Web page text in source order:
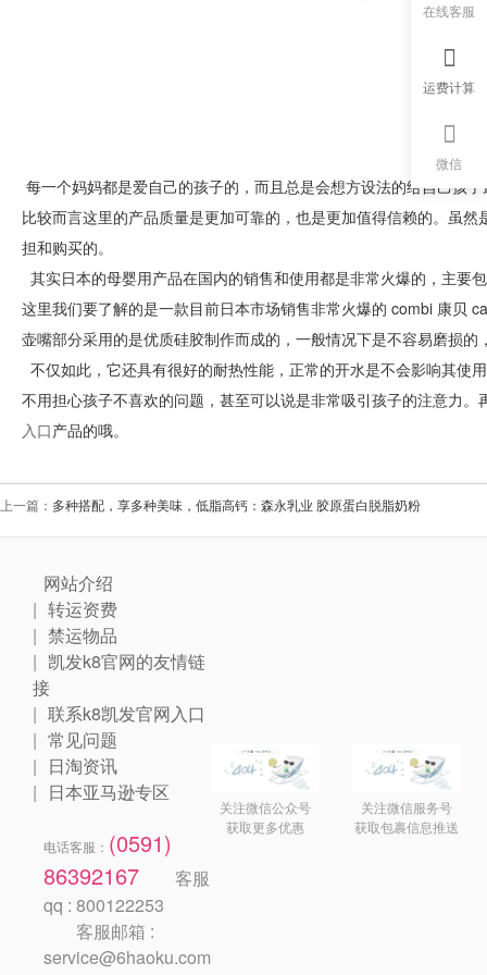
每一个妈妈都是爱自己的孩子的，而且总是会想方设法的给自己孩
比较而言这里的产品质量是更加可靠的，也是更加值得信赖的。虽
担和购买的。
其实日本的母婴用产品在国内的销售和使用都是非常火爆的，主要
这里我们要了解的是一款目前日本市场销售非常火爆的 combi 康贝
壶嘴部分采用的是优质硅胶制作而成的，一般情况下是不容易磨损
不仅如此，它还具有很好的耐热性能，正常的开水是不会影响其使
不用担心孩子不喜欢的问题，甚至可以说是非常吸引孩子的注意力
入口产品的哦。
上一篇： 多种搭配，享多种美味，低脂高钙：森永乳业 胶原蛋白脱脂奶粉
网站介绍
转运资费
禁运物品
凯发k8官网的友情链
接
联系k8凯发官网入口
常见问题
日淘资讯
日本亚马逊专区
电话客服： (0591)
86392167
客服
qq : 800122253
客服邮箱 :
service@6haoku.com
关注微信公众号
获取更多优惠
关注微信服务号
获取包裹信息推送
在线客服
运费计算
微信